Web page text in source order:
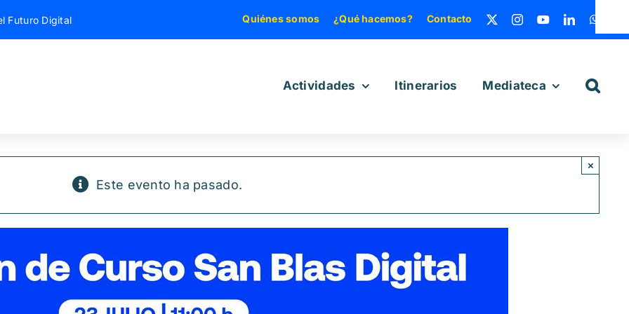
Futuro Digital Quiénes somos ¿Qué hacemos? Contacto
Actividades Itinerarios Mediateca
Este evento ha pasado.
×